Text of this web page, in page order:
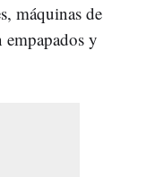
máquinas de
y